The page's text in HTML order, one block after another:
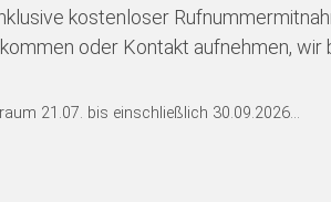
kostenloser
oder Kontakt aufnehmen, wir
21.07. bis einschließlich 30.09.2026...